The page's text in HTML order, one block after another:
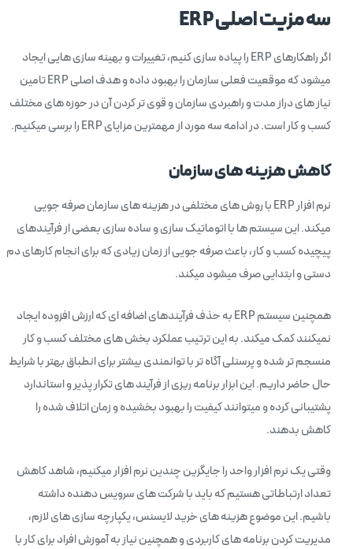
سه مزیت اصلیERP
اگر راهکارهای ERP را پیاده سازی کنیم، تغییرات و بهینه سازی هایی ایجاد
میشود که موقعیت فعلی سازمان را بهبود داده و هدف اصلی ERP تامین
نیاز های دراز مدت و راهبردی سازمان و قوی تر کردن آن در حوزه های مختلف
کسب و کار است. در ادامه سه مورد از مهمترین مزایای ERP را برسی میکنیم.
کاهش هزینه های سازمان
نرم افزار ERP با روش های مختلفی در هزینه های سازمان صرفه جویی
میکند. این سیستم ها با اتوماتیک سازی و ساده سازی بعضی از فرآیندهای
پیچیده کسب و کار، باعث صرفه جویی از زمان زیادی که برای انجام کارهای دم
دستی و ابتدایی صرف میشود میکند.
همچنین سیستم ERP به حذف فرآیندهای اضافه ای که ارزش افزوده ایجاد
نمیکنند کمک میکند. به این ترتیب عملکرد بخش های مختلف کسب و کار
منسجم تر شده و پرسنلی آگاه تر با توانمندی بیشتر برای انطباق بهتر با شرایط
حال حاضر داریم. این ابزار برنامه ریزی از فرآیند های تکرار پذیر و استاندارد
پشتیبانی کرده و میتوانند کیفیت را بهبود بخشیده و زمان اتلاف شده را
کاهش بدهند.
وقتی یک نرم افزار واحد را جایگزین چندین نرم افزار میکنیم، شاهد کاهش
تعداد ارتباطاتی هستیم که باید با شرکت های سرویس دهنده داشته
باشیم. این موضوع هزینه های خرید لایسنس، یکپارچه سازی های لازم،
مدیریت کردن برنامه های کاربردی و همچنین نیاز به آموزش افراد برای کار با